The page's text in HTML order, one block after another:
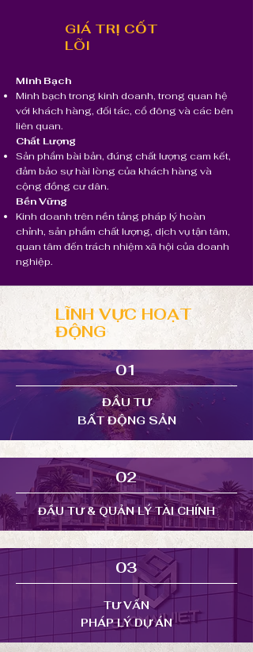
GIÁ TRỊ CỐT
LÕI
Minh Bạch
Minh bạch trong kinh doanh, trong quan hệ
với khách hàng, đối tác, cổ đông và các bên
liên quan.
Chất Lượng
Sản phẩm bài bản, đúng chất lượng cam kết,
đảm bảo sự hài lòng của khách hàng và
cộng đồng cư dân.
Bền Vững
Kinh doanh trên nền tảng pháp lý hoàn
chỉnh, sản phẩm chất lượng, dịch vụ tận tâm,
quan tâm đến trách nhiệm xã hội của doanh
nghiệp.
LĨNH VỰC HOẠT
ĐỘNG
01
ĐẦU TƯ
BẤT ĐỘNG SẢN
02
ĐẦU TƯ & QUẢN LÝTÀI CHÍNH
03
TƯ VẤN
PHÁP LÝ DỰ ÁN